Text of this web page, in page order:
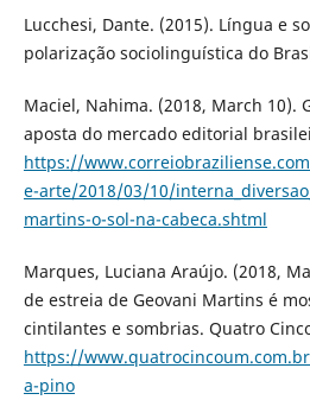
Lucchesi, Dante. (2015). Língua e
polarização sociolinguística do
Maciel, Nahima. (2018, March 10).
aposta do mercado editorial
https://
e-arte/2018/03/10/
martins-o-sol-na-cabeca.shtml
Marques, Luciana Araújo. (2018,
de estreia de Geovani Martins é
cintilantes e sombrias. Quatro
https://
a-pino